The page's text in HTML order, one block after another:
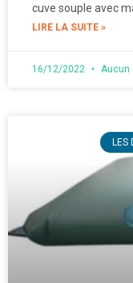
cuve souple avec
LIRE LA SUITE »
16/12/2022 Aucun
LES